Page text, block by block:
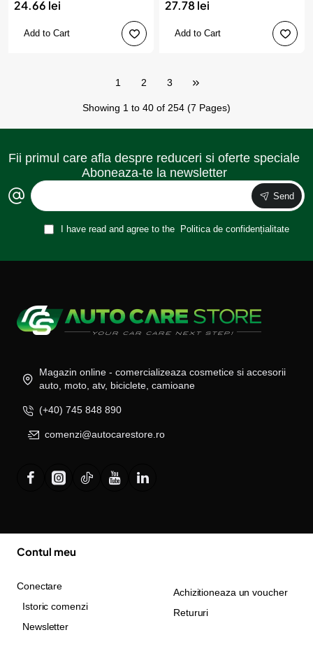
24.66 lei
Add to Cart
27.78 lei
Add to Cart
1 2 3
Showing 1 to 40 of 254 (7 Pages)
Fii primul care afla despre reduceri si oferte speciale
Aboneaza-te la newsletter
Send
I have read and agree to the Politica de confidențialitate
Magazin online - comercializeaza cosmetice si accesorii
auto, moto, atv, biciclete, camioane
(+40) 745 848 890
comenzi@autocarestore.ro
Contul meu
Conectare
Istoric comenzi
Newsletter
Achizitioneaza un voucher
Retururi